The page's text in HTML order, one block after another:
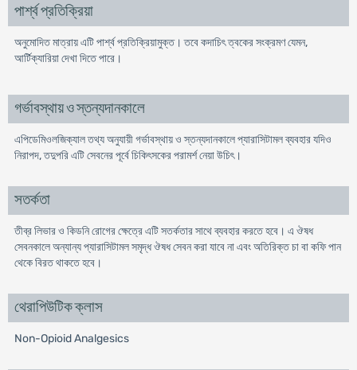
পার্শ্ব প্রতিক্রিয়া
অনুমোদিত মাত্রায় এটি পার্শ্ব প্রতিক্রিয়ামুক্ত। তবে কদাচিৎ ত্বকের সংক্রমণ যেমন,
আর্টিক্যারিয়া দেখা দিতে পারে।
গর্ভাবস্থায় ও স্তন্যদানকালে
এপিডেমিওলজিক্যাল তথ্য অনুযায়ী গর্ভাবস্থায় ও স্তন্যদানকালে প্যারাসিটামল ব্যবহার যদিও
নিরাপদ, তদুপরি এটি সেবনের পূর্বে চিকিৎসকের পরামর্শ নেয়া উচিৎ।
সতর্কতা
তীব্র লিভার ও কিডনি রোগের ক্ষেত্রে এটি সতর্কতার সাথে ব্যবহার করতে হবে। এ ঔষধ
সেবনকালে অন্যান্য প্যারাসিটামল সমৃদ্ধ ঔষধ সেবন করা যাবে না এবং অতিরিক্ত চা বা কফি পান
থেকে বিরত থাকতে হবে।
থেরাপিউটিক ক্লাস
Non-Opioid Analgesics